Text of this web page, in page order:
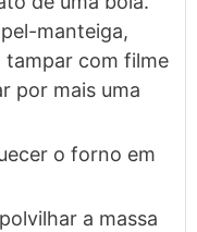
manteiga,
tampar com filme
por mais uma
o forno em
a massa